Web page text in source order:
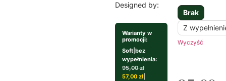
Designed by:
Warianty w
promocji:
Soft| bez
wypełnienia:
95,00zł
57,00 zł|
Brak
Z
Wyczyść